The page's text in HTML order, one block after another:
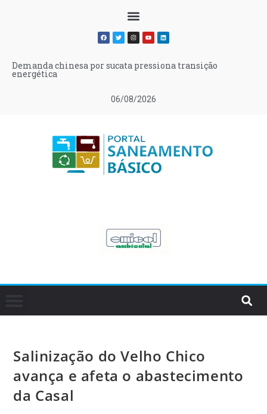
06/08/2026
Demanda chinesa por sucata pressiona transição
energética
Salinização do Velho Chico
avança e afeta o abastecimento
da Casal